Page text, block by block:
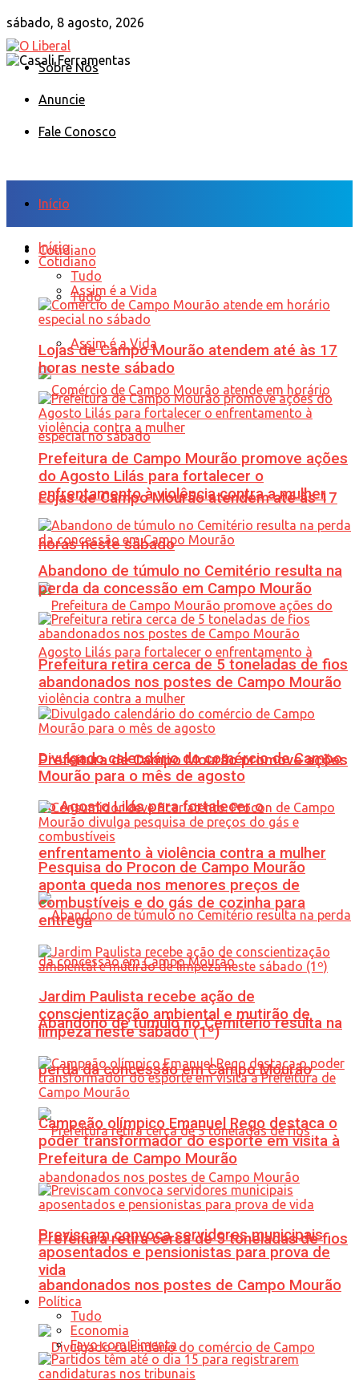
sábado, 8 agosto, 2026
Sobre Nós
Anuncie
Fale Conosco
Início
Cotidiano
Tudo
Assim é a Vida
Lojas de Campo Mourão atendem até às 17
horas neste sábado
Prefeitura de Campo Mourão promove ações
do Agosto Lilás para fortalecer o
enfrentamento à violência contra a mulher
Abandono de túmulo no Cemitério resulta na
perda da concessão em Campo Mourão
Prefeitura retira cerca de 5 toneladas de fios
abandonados nos postes de Campo Mourão
Início
Cotidiano
Tudo
Assim é a Vida
Lojas de Campo Mourão atendem até às 17
horas neste sábado
Prefeitura de Campo Mourão promove ações
do Agosto Lilás para fortalecer o
enfrentamento à violência contra a mulher
Abandono de túmulo no Cemitério resulta na
perda da concessão em Campo Mourão
Prefeitura retira cerca de 5 toneladas de fios
abandonados nos postes de Campo Mourão
Divulgado calendário do comércio de Campo
Mourão para o mês de agosto
Pesquisa do Procon de Campo Mourão
aponta queda nos menores preços de
combustíveis e do gás de cozinha para
entrega
Jardim Paulista recebe ação de
conscientização ambiental e mutirão de
limpeza neste sábado (1º)
Campeão olímpico Emanuel Rego destaca o
poder transformador do esporte em visita à
Prefeitura de Campo Mourão
Previscam convoca servidores municipais
aposentados e pensionistas para prova de
vida
Política
Tudo
Economia
Favo com Pimenta